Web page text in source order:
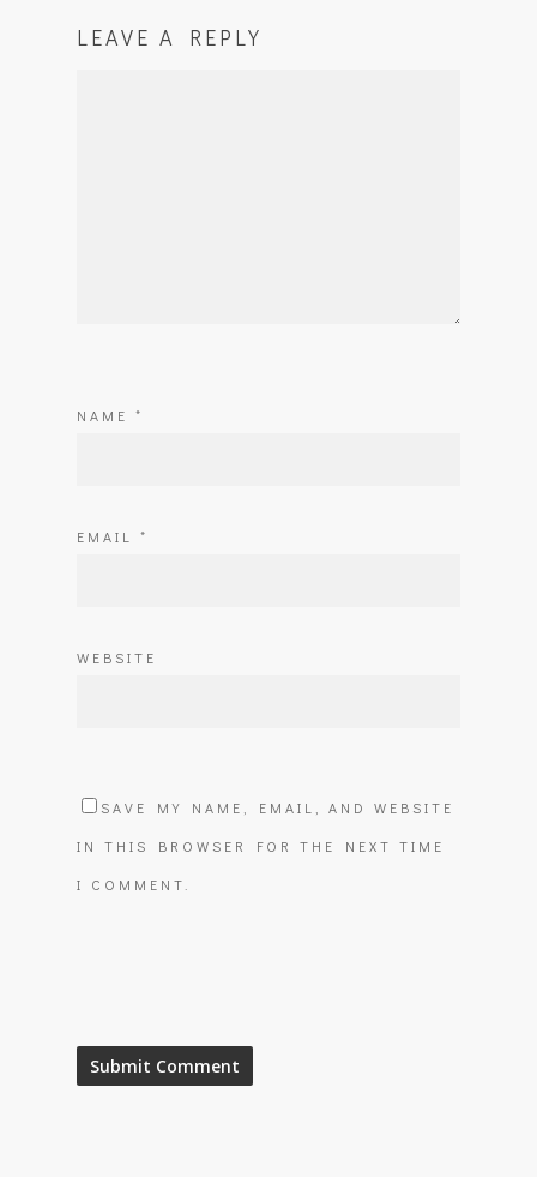
LEAVE A REPLY
NAME *
EMAIL *
WEBSITE
SAVE MY NAME, EMAIL, AND WEBSITE
IN THIS BROWSER FOR THE NEXT TIME
I COMMENT.